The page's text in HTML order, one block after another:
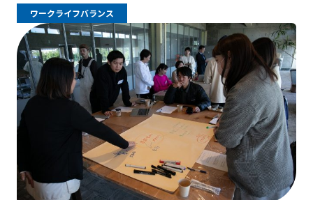
ワークライフバランス